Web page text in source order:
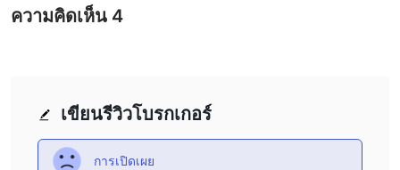
เขียนรีวิวโบรกเกอร์
การเปิดเผย
ความคิดเห็น 4